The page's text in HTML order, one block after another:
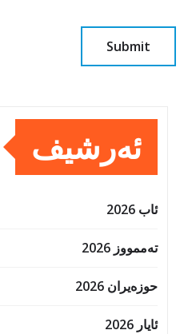
ئەرشیف
ئاب 2026
تەممووز 2026
حوزه‌یران 2026
ئایار 2026